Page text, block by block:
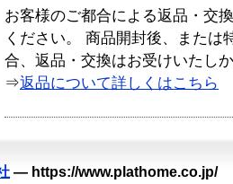
お客様のご都合による返品・交
ください。 商品開封後、または
合、返品・交換はお受けいたし
⇒返品について詳しくはこちら
— https://www.plathome.co.jp/